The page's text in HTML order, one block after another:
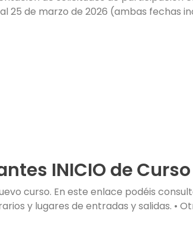
25 de marzo de 2026 (ambas fechas
INICIO de Curso
curso. En este enlace podéis
y lugares de entradas y salidas. •